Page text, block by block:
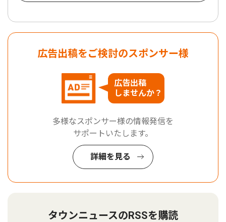
広告出稿をご検討のスポンサー様
広告出稿
しませんか？
多様なスポンサー様の情報発信を
サポートいたします。
詳細を見る
タウンニュースのRSSを購読